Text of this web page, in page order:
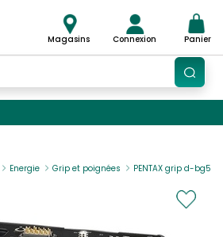
Magasins Connexion Panier
Energie Grip et poignées PENTAX grip d-bg5